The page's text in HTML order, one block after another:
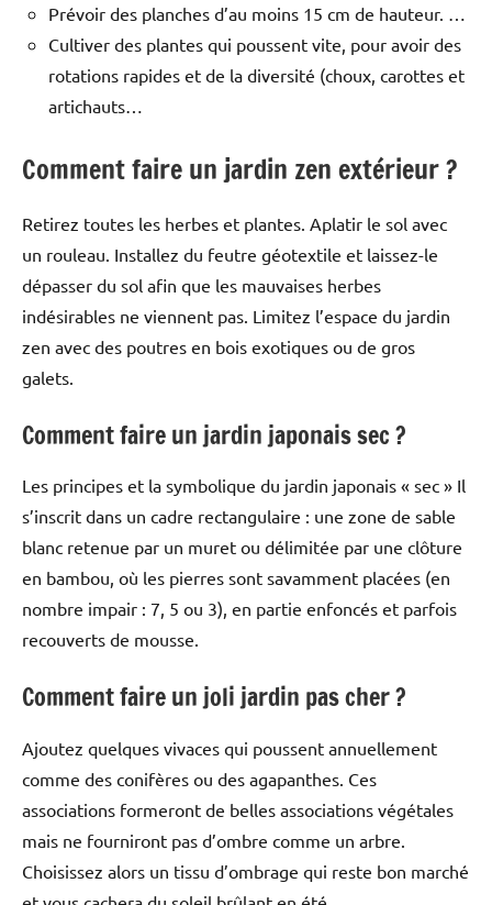
Prévoir des planches d’au moins 15 cm de hauteur. …
Cultiver des plantes qui poussent vite, pour avoir des
rotations rapides et de la diversité (choux, carottes et
artichauts…
Comment faire un jardin zen extérieur ?
Retirez toutes les herbes et plantes. Aplatir le sol avec
un rouleau. Installez du feutre géotextile et laissez-le
dépasser du sol afin que les mauvaises herbes
indésirables ne viennent pas. Limitez l’espace du jardin
zen avec des poutres en bois exotiques ou de gros
galets.
Comment faire un jardin japonais sec ?
Les principes et la symbolique du jardin japonais « sec » Il
s’inscrit dans un cadre rectangulaire : une zone de sable
blanc retenue par un muret ou délimitée par une clôture
en bambou, où les pierres sont savamment placées (en
nombre impair : 7, 5 ou 3), en partie enfoncés et parfois
recouverts de mousse.
Comment faire un joli jardin pas cher ?
Ajoutez quelques vivaces qui poussent annuellement
comme des conifères ou des agapanthes. Ces
associations formeront de belles associations végétales
mais ne fourniront pas d’ombre comme un arbre.
Choisissez alors un tissu d’ombrage qui reste bon marché